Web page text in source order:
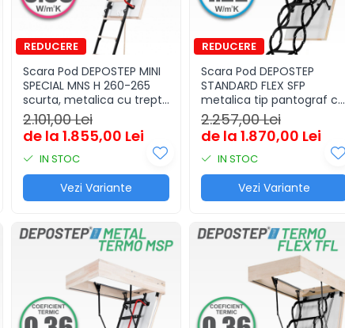
Scara Pod DEPOSTEP MINI
SPECIAL MNS H 260-265
scurta, metalica cu trepte
din lemn
2.101,00 Lei
de la 1.855,00 Lei
IN STOC
Vezi Variante
Scara Pod DEPOSTEP
STANDARD FLEX SFP
metalica tip pantograf cu
toc de lemn
2.257,00 Lei
de la 1.870,00 Lei
IN STOC
Vezi Variante